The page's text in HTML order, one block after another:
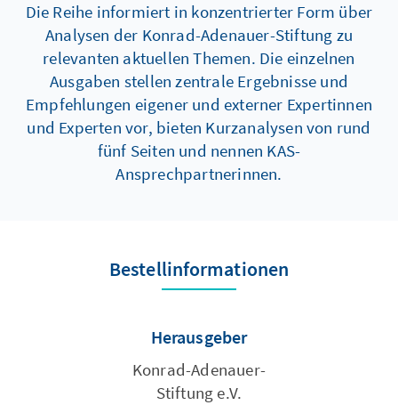
Die Reihe informiert in konzentrierter Form über
Analysen der Konrad-Adenauer-Stiftung zu
relevanten aktuellen Themen. Die einzelnen
Ausgaben stellen zentrale Ergebnisse und
Empfehlungen eigener und externer Expertinnen
und Experten vor, bieten Kurzanalysen von rund
fünf Seiten und nennen KAS-
Ansprechpartnerinnen.
Bestellinformationen
Herausgeber
Konrad-Adenauer-
Stiftung e.V.